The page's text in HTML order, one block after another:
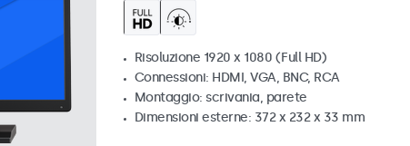
Risoluzione 1920 x 1080 (Full HD)
Connessioni: HDMI, VGA, BNC, RCA
Montaggio: scrivania, parete
Dimensioni esterne: 372 x 232 x 33 mm